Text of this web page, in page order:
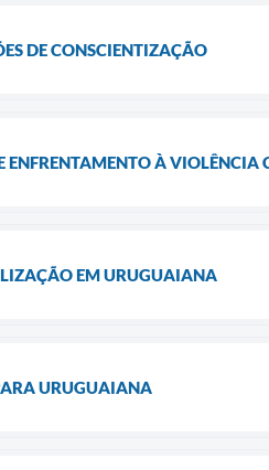
DE CONSCIENTIZAÇÃO
ENFRENTAMENTO À VIOLÊNCIA
EM URUGUAIANA
URUGUAIANA